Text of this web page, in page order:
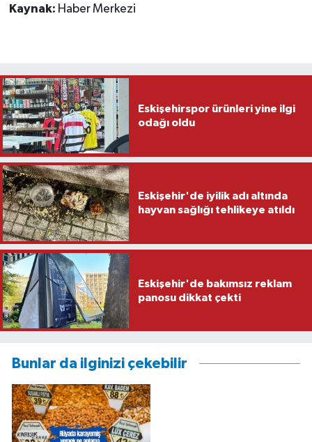
Kaynak: Haber Merkezi
Eskişehirspor ürünleri yine ilgi
odağı oldu
Eskişehir'de iyilik adı altında
hayvan sağlığı tehlikeye atıldı
Eskişehir'de bakımsız reklam
panosu dikkat çekti
Bunlar da ilginizi çekebilir